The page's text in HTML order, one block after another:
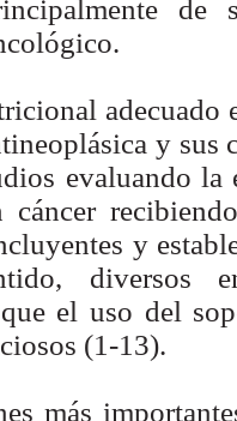
adecuado
y sus
evaluando
cáncer
y
diversos
el uso del
(1-13).
más